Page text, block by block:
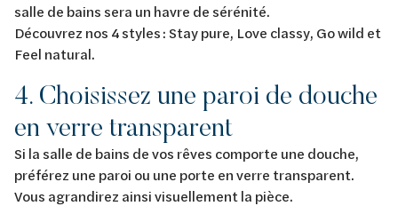
salle de bains sera un havre de sérénité.
Découvrez nos 4 styles : Stay pure, Love classy, Go wild et
Feel natural.
4. Choisissez une paroi de douche
en verre transparent
Si la salle de bains de vos rêves comporte une douche,
préférez une paroi ou une porte en verre transparent.
Vous agrandirez ainsi visuellement la pièce.